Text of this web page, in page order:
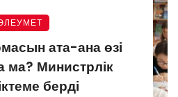
ата-ана өзі
ма? Министрлік
берді